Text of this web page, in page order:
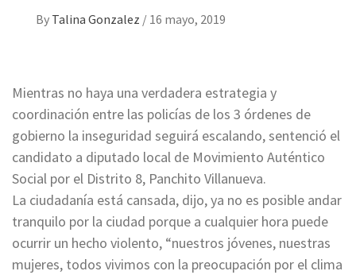
By Talina Gonzalez / 16 mayo, 2019
Mientras no haya una verdadera estrategia y
coordinación entre las policías de los 3 órdenes de
gobierno la inseguridad seguirá escalando, sentenció el
candidato a diputado local de Movimiento Auténtico
Social por el Distrito 8, Panchito Villanueva.
La ciudadanía está cansada, dijo, ya no es posible andar
tranquilo por la ciudad porque a cualquier hora puede
ocurrir un hecho violento, “nuestros jóvenes, nuestras
mujeres, todos vivimos con la preocupación por el clima